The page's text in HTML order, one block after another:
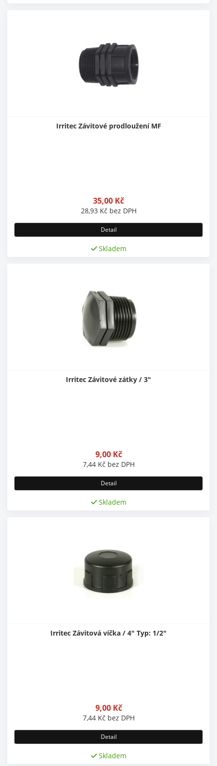
Irritec Závitové prodloužení MF
35,00 Kč
28,93 Kč bez DPH
Detail
Skladem
Irritec Závitové zátky / 3"
9,00 Kč
7,44 Kč bez DPH
Detail
Skladem
Irritec Závitová víčka / 4" Typ: 1/2"
9,00 Kč
7,44 Kč bez DPH
Detail
Skladem